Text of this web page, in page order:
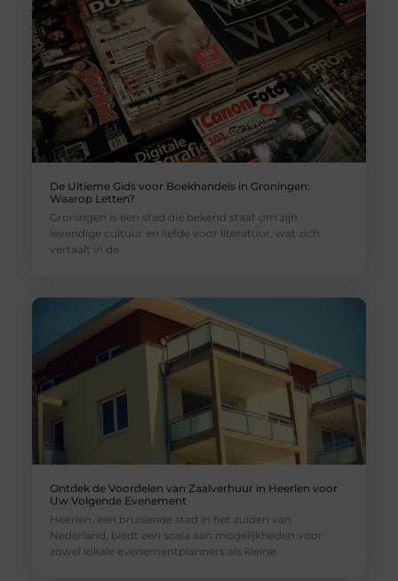
De Ultieme Gids voor Boekhandels in Groningen:
Waarop Letten?
Groningen is een stad die bekend staat om zijn
levendige cultuur en liefde voor literatuur, wat zich
vertaalt in de
Ontdek de Voordelen van Zaalverhuur in Heerlen voor
Uw Volgende Evenement
Heerlen, een bruisende stad in het zuiden van
Nederland, biedt een scala aan mogelijkheden voor
zowel lokale evenementplanners als kleine